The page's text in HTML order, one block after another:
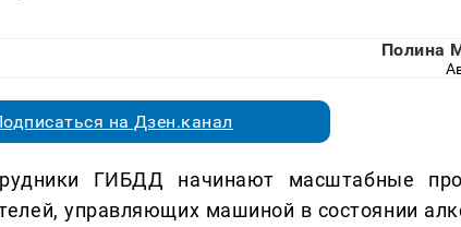
Полина
на Дзен.канал
ГИБДД начинают масштабные
управляющих машиной в состоянии